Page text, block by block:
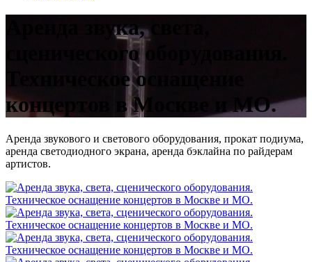
Аренда звука, света,
сценического оборудования.
Техническое оснащение
концертов в Москве и МО.
Аренда звукового и светового оборудования, прокат подиума,
аренда светодиодного экрана, аренда бэклайна по райдерам
артистов.